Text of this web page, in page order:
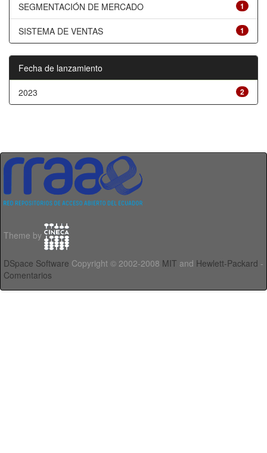
1
SEGMENTACIÓN DE MERCADO
1
SISTEMA DE VENTAS
Fecha de lanzamiento
2
2023
Theme by
DSpace Software Copyright © 2002-2008 MIT and Hewlett-Packard -
Comentarios